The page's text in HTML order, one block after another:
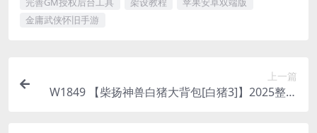
金庸武侠怀旧手游
上一篇
W1849 【柴扬神兽白猪大背包[白猪3]】2025整理